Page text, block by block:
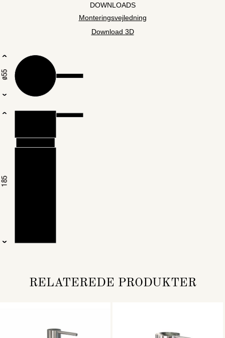
DOWNLOADS
Monteringsvejledning
Download 3D
RELATEREDE PRODUKTER